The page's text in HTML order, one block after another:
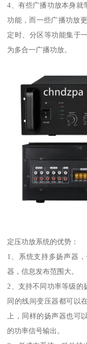
4、有些广播功放本身就
功能，而一些广播功放
定时、分区等功能集于
为多合一广播功放。
定压功放系统的优势：
1、系统支持多扬声器
器，信息发布范围大。
2、支持不同功率等级的
同的线间变压器都可以
上，同样的扬声器也可
的功率信号输出。